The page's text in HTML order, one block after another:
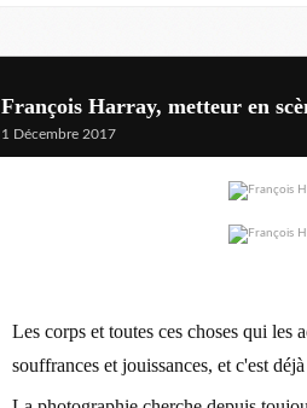
François Harray, metteur en
1 Décembre 2017
Les corps et toutes ces choses qui les
souffrances et jouissances, et c'est